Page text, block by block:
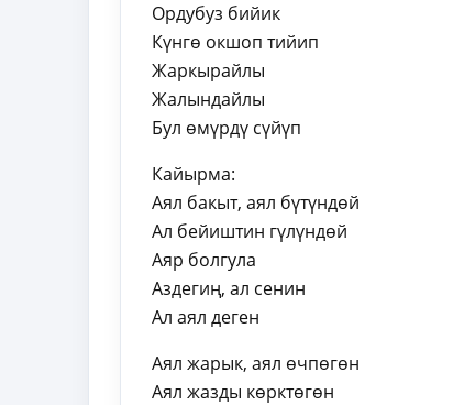
Ордубуз бийик
Күнгө окшоп тийип
Жаркырайлы
Жалындайлы
Бул өмүрдү сүйүп
Кайырма:
Аял бакыт, аял бүтүндөй
Ал бейиштин гүлүндөй
Аяр болгула
Аздегиң, ал сенин
Ал аял деген
Аял жарык, аял өчпөгөн
Аял жазды көрктөгөн